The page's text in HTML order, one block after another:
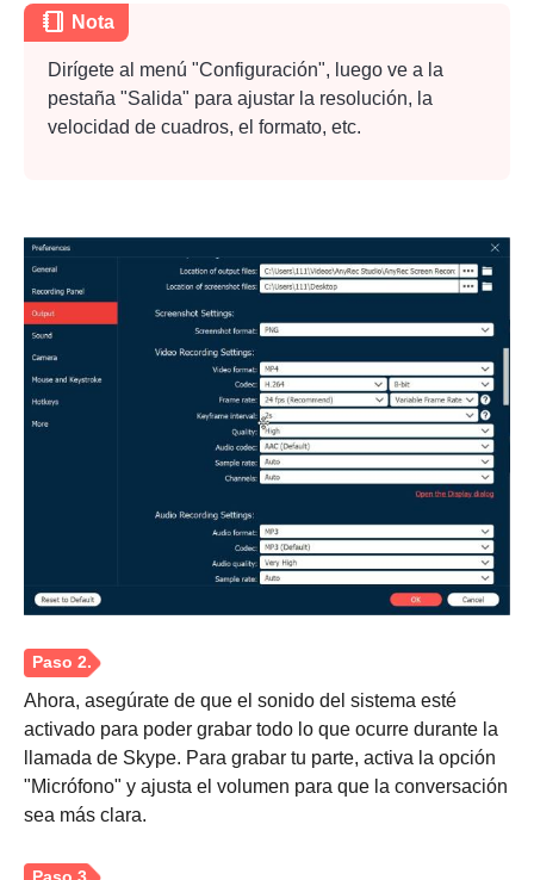
Paso 1.
Nota
Dirígete al menú "Configuración", luego ve a la
pestaña "Salida" para ajustar la resolución, la
velocidad de cuadros, el formato, etc.
Ahora, asegúrate de que el sonido del sistema esté
activado para poder grabar todo lo que ocurre durante la
llamada de Skype. Para grabar tu parte, activa la opción
"Micrófono" y ajusta el volumen para que la conversación
sea más clara.